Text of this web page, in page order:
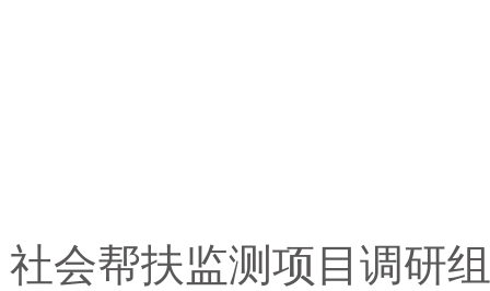
社会帮扶监测项目调研